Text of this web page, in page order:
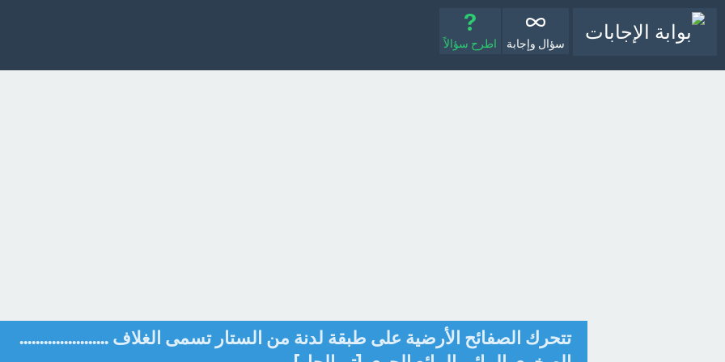
سؤال وإجابة اطرح سؤالاً
تتحرك الصفائح الأرضية على طبقة لدنة من الستار تسمى الغلاف ......................